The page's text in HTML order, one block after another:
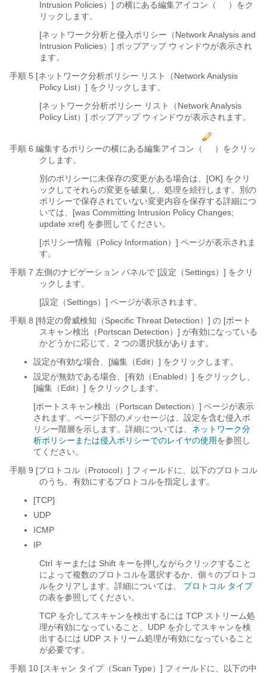
Intrusion Policies）] の横にある編集アイコン（
）をク
リックします。
[ネットワーク分析と侵入ポリシー（Network Analysis and
Intrusion Policies）] ポップアップ ウィンドウが表示され
ます。
手順 5 [ネットワーク分析ポリシー リスト（Network Analysis
Policy List）] をクリックします。
[ネットワーク分析ポリシー リスト（Network Analysis
Policy List）] ポップアップ ウィンドウが表示されます。
手順 6 編集するポリシーの横にある編集アイコン（
）をクリッ
クします。
別のポリシーに未保存の変更がある場合は、[OK] をクリ
ックしてそれらの変更を破棄し、処理を続行します。別の
ポリシーで保存されていない変更内容を保存する詳細につ
いては、[was Committing Intrusion Policy Changes;
update xref] を参照してください。
[ポリシー情報（Policy Information）] ページが表示されま
す。
手順 7 左側のナビゲーション パネルで [設定（Settings）] をクリ
ックします。
[設定（Settings）] ページが表示されます。
手順 8 [特定の脅威検知（Specific Threat Detection）] の [ポート
スキャン検出（Portscan Detection）] が有効になっている
かどうかに応じて、2 つの選択肢があります。
設定が有効な場合、[編集（Edit）] をクリックします。
設定が無効である場合、[有効（Enabled）] をクリックし、
[編集（Edit）] をクリックします。
[ポートスキャン検出（Portscan Detection）] ページが表示
されます。ページ下部のメッセージは、設定を含む侵入ポ
リシー階層を示します。詳細については、 ネットワーク分
析ポリシーまたは侵入ポリシーでのレイヤの使用を参照し
てください。
手順 9 [プロトコル（Protocol）] フィールドに、以下のプロトコル
のうち、有効にするプロトコルを指定します。
[TCP]
UDP
ICMP
IP
Ctrl キーまたは Shift キーを押しながらクリックすること
によって複数のプロトコルを選択するか、個々のプロトコ
ルをクリアします。詳細については、
プロトコル タイプ
の表を参照してください。
TCP を介してスキャンを検出するには TCP ストリーム処
理が有効になっていること、UDP を介してスキャンを検
出するには UDP ストリーム処理が有効になっていること
が必要です。
手順 10 [スキャン タイプ（Scan Type）] フィールドに、以下の中